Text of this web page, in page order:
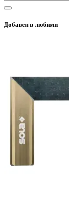
Добавен в любими